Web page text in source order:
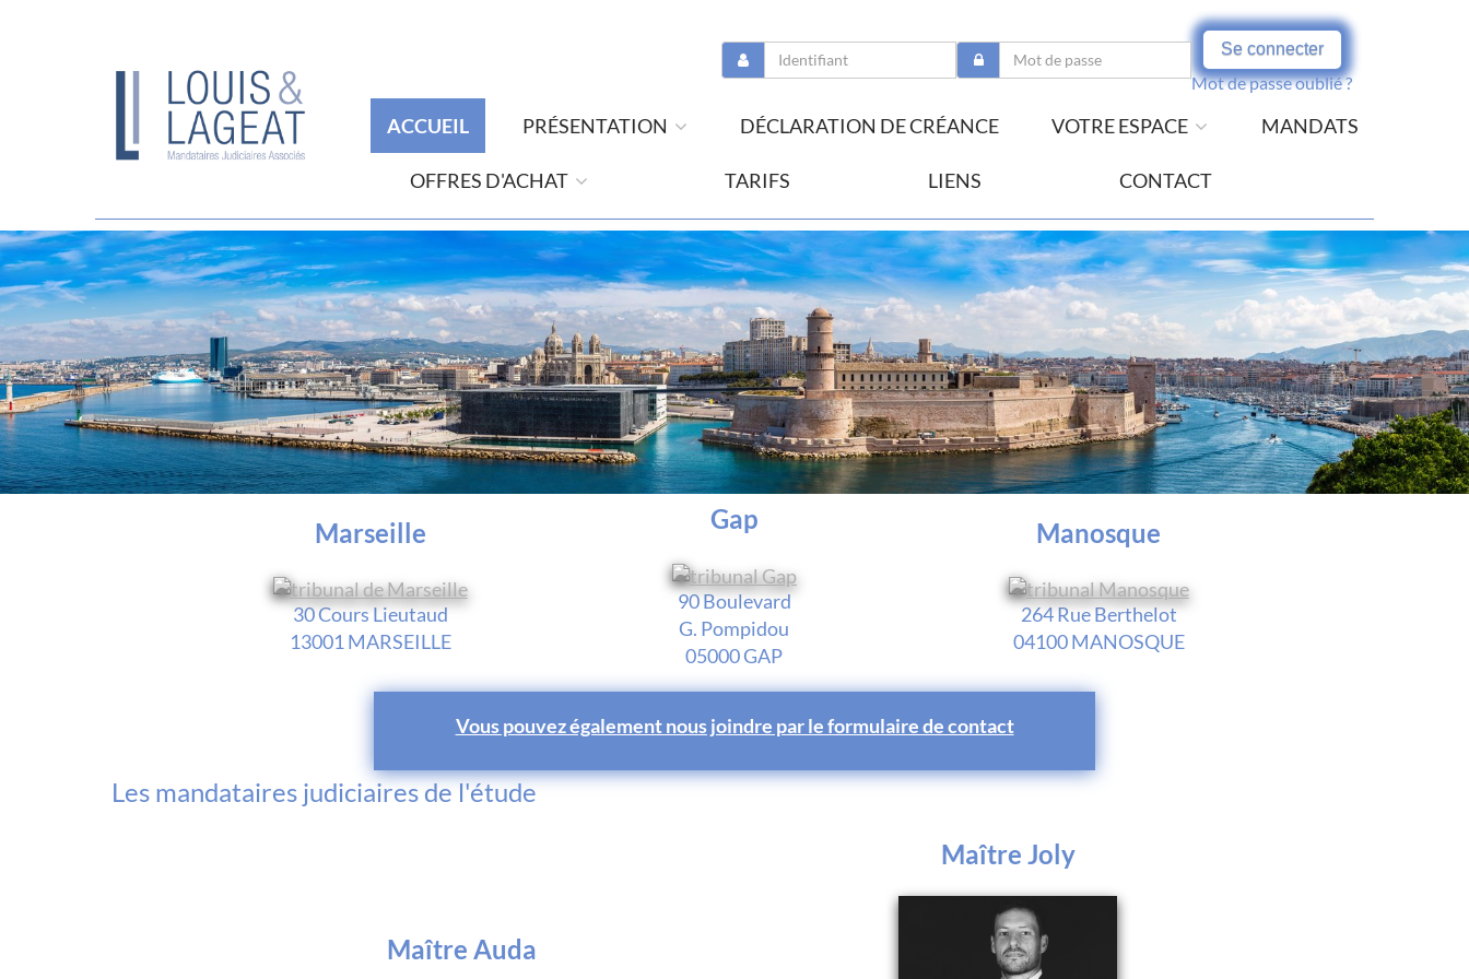
Se connecter
Mot de passe oublié ?
ACCUEIL PRÉSENTATION DÉCLARATION DE CRÉANCE VOTRE ESPACE MANDATS
OFFRES D'ACHAT TARIFS LIENS CONTACT
Marseille
30 Cours Lieutaud
13001 MARSEILLE
Gap
90 Boulevard
G. Pompidou
05000 GAP
Manosque
264 Rue Berthelot
04100 MANOSQUE
Vous pouvez également nous joindre par le formulaire de contact
Les mandataires judiciaires de l'étude
Maître Auda
Maître Joly